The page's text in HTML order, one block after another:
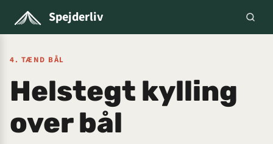
Spejderliv
4. TÆND BÅL
Helstegt kylling
over bål